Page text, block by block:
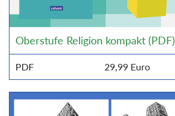
Oberstufe Religion kompakt (PDF)
PDF 29,99 Euro